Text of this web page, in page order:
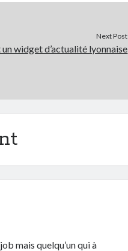
Next Post
widget d’actualité lyonnaise
mais quelqu’un qui à